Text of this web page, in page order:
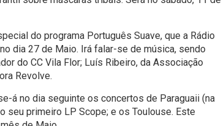
do programa Português Suave, que a Rádio
dia 27 de Maio. Irá falar-se de música, sendo
do CC Vila Flor; Luís Ribeiro, da Associação
Revolve.
á no dia seguinte os concertos de Paraguaii (na
seu primeiro LP Scope; e os Toulouse. Este